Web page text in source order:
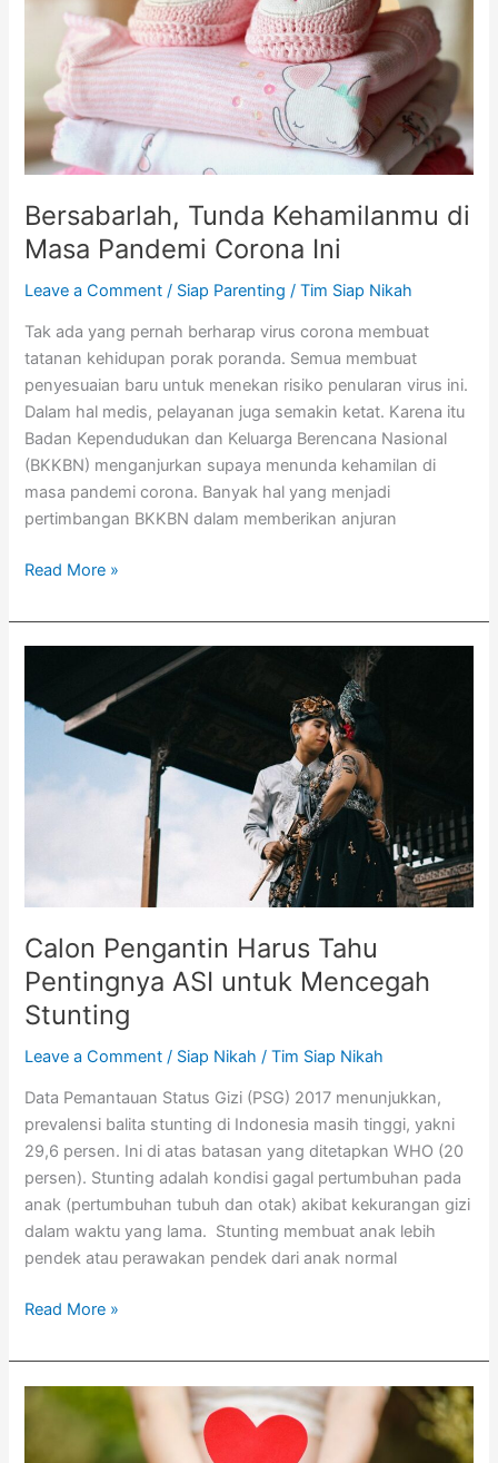
Bersabarlah, Tunda Kehamilanmu di
Masa Pandemi Corona Ini
Leave a Comment / Siap Parenting /Tim Siap Nikah
Tak ada yang pernah berharap virus corona membuat
tatanan kehidupan porak poranda. Semua membuat
penyesuaian baru untuk menekan risiko penularan virus ini.
Dalam hal medis, pelayanan juga semakin ketat. Karena itu
Badan Kependudukan dan Keluarga Berencana Nasional
(BKKBN) menganjurkan supaya menunda kehamilan di
masa pandemi corona. Banyak hal yang menjadi
pertimbangan BKKBN dalam memberikan anjuran
Pandemi
Corona
Read More »
Calon Pengantin Harus Tahu
Pentingnya ASI untuk Mencegah
Stunting
Leave a Comment / Siap Nikah /Tim Siap Nikah
Data Pemantauan Status Gizi (PSG) 2017 menunjukkan,
prevalensi balita stunting di Indonesia masih tinggi, yakni
29,6 persen. Ini di atas batasan yang ditetapkan WHO (20
persen). Stunting adalah kondisi gagal pertumbuhan pada
anak (pertumbuhan tubuh dan otak) akibat kekurangan gizi
dalam waktu yang lama. Stunting membuat anak lebih
pendek atau perawakan pendek dari anak normal
Harus
ASI
Read More »
Terlanjur